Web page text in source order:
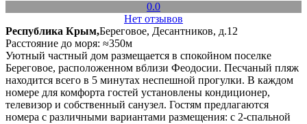
0.0
Нет отзывов
Республика Крым,Береговое, Десантников, д.12
Расстояние до моря: ≈350м
Уютный частный дом размещается в спокойном поселке
Береговое, расположенном вблизи Феодосии. Песчаный пляж
находится всего в 5 минутах неспешной прогулки. В каждом
номере для комфорта гостей установлены кондиционер,
телевизор и собственный санузел. Гостям предлагаются
номера с различными вариантами размещения: с 2-спальной